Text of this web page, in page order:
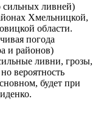
сильных ливней)
Хмельницкой,
области.
погода
и районов)
ливни, грозы,
вероятность
будет при